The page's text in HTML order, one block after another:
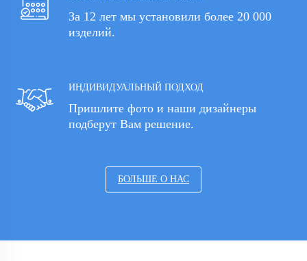
За 12 лет мы установили более 20 000
изделий.
ИНДИВИДУАЛЬНЫЙ ПОДХОД
Пришлите фото и наши дизайнеры
подберут Вам решение.
БОЛЬШЕ О НАС